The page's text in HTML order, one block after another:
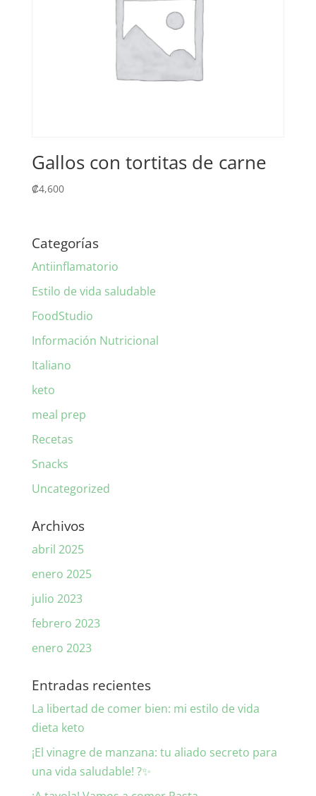
Gallos con tortitas de carne
₡4,600
Categorías
Antiinflamatorio
Estilo de vida saludable
FoodStudio
Información Nutricional
Italiano
keto
meal prep
Recetas
Snacks
Uncategorized
Archivos
abril 2025
enero 2025
julio 2023
febrero 2023
enero 2023
Entradas recientes
La libertad de comer bien: mi estilo de vida
dieta keto
¡El vinagre de manzana: tu aliado secreto para
una vida saludable! ?✨